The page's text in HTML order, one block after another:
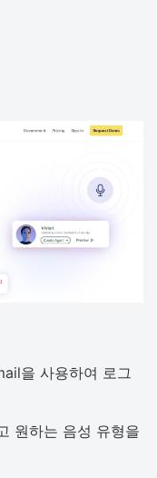
을 사용하여 로그
원하는 음성 유형을